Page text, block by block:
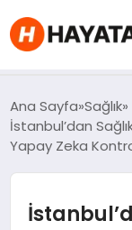
FIYATLAR
HABERLER
İNCELEMELER
Ana Sayfa Sağlık
İstanbul’dan
Yapay Zeka